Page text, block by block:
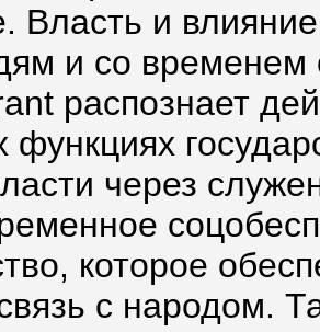
Власть и
и со временем
распознает
функциях
через
которое
с народом.